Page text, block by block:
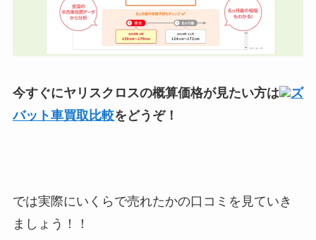
今すぐにヤリスクロスの概算価格が見たい方は
ズ
バット車買取比較をどうぞ！
では実際にいくらで売れたかの口コミを見ていき
ましょう！！